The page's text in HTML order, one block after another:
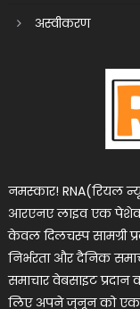
अस्वीकरण
नमस्कार! RNA(रियल
आरएनए लाइव एक
केवल दिलचस्प सामग्री
निर्भरता और दैनिक
समाचार वेबसाइट
लिए अपने जुनून को एक